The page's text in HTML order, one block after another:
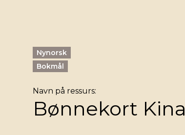
Nynorsk
Bokmål
Navn på ressurs:
Bønnekort Kina